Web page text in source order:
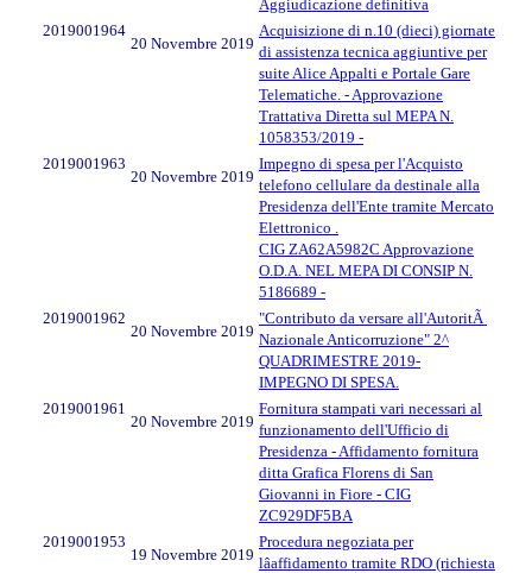
Aggiudicazione definitiva
2019001964
20 Novembre 2019
Acquisizione di n.10 (dieci) giornate
di assistenza tecnica aggiuntive per
suite Alice Appalti e Portale Gare
Telematiche. - Approvazione
Trattativa Diretta sul MEPA N.
1058353/2019 -
2019001963
20 Novembre 2019
Impegno di spesa per l'Acquisto
telefono cellulare da destinale alla
Presidenza dell'Ente tramite Mercato
Elettronico .
CIG ZA62A5982C Approvazione
O.D.A. NEL MEPA DI CONSIP N.
5186689 -
2019001962
20 Novembre 2019
"Contributo da versare all'AutoritÃ
Nazionale Anticorruzione" 2^
QUADRIMESTRE 2019-
IMPEGNO DI SPESA.
2019001961
20 Novembre 2019
Fornitura stampati vari necessari al
funzionamento dell'Ufficio di
Presidenza - Affidamento fornitura
ditta Grafica Florens di San
Giovanni in Fiore - CIG
ZC929DF5BA
2019001953
19 Novembre 2019
Procedura negoziata per
lâaffidamento tramite RDO (richiesta